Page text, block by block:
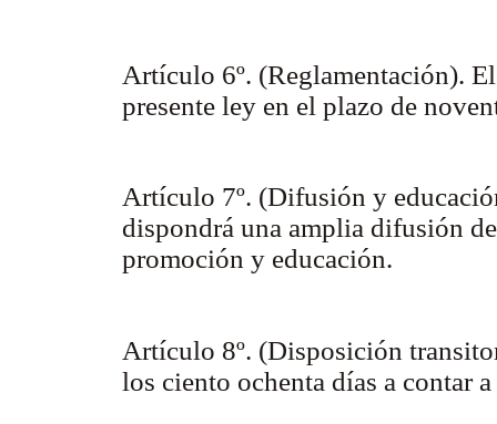
Artículo 6º. (Reglamentación).
presente ley en el plazo de
Artículo 7º. (Difusión y
dispondrá una amplia difusión
promoción y educación.
Artículo 8º. (Disposición
los ciento ochenta días a contar